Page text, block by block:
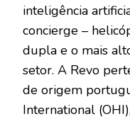
inteligência
concierge –
dupla e o mais
setor. A Revo
de origem
International